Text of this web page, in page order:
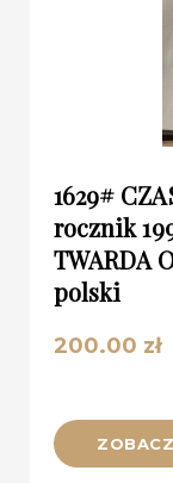
1629#
rocznik
TWARDA
polski
200.00 zł
ZOBACZ